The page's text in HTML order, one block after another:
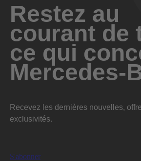
Restez au
courant de
ce qui
Mercedes-
Recevez les dernières nouvelles,
exclusivités.
S'abonner